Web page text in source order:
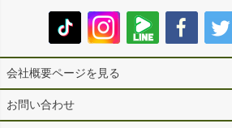
会社概要ページを見る
お問い合わせ